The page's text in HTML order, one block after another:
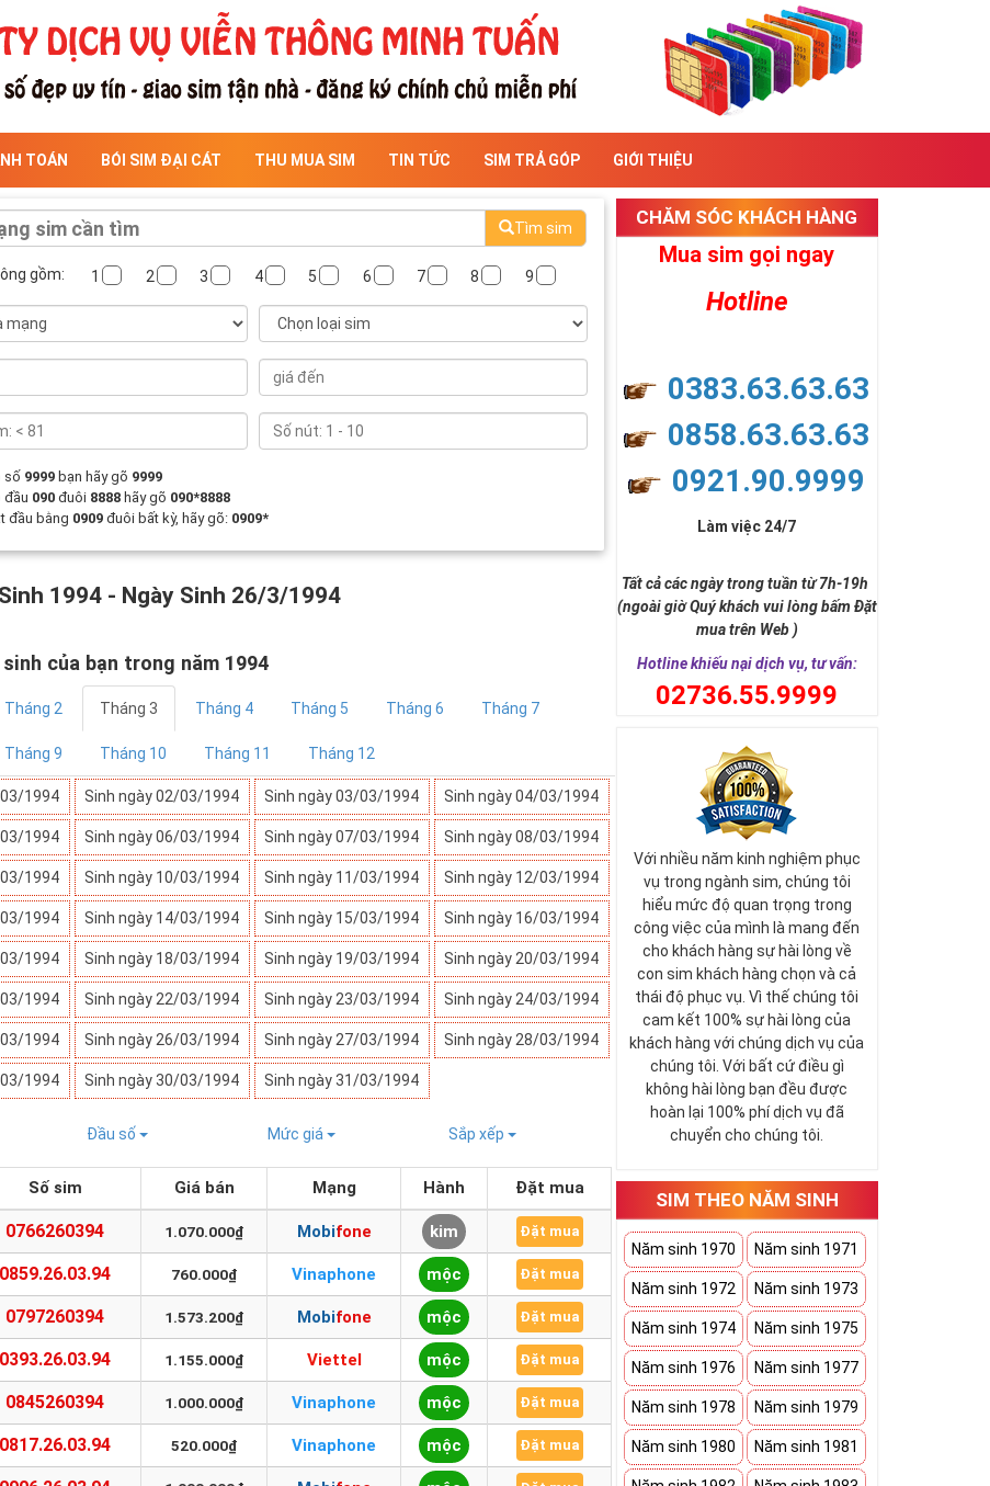
TOÁN BÓI SIM ĐẠI CÁT THU MUA SIM TIN TỨC SIM TRẢ GÓP GIỚI THIỆU
Tìm sim
gồm: 1 2 3 4 5 6 7 8 9
số 9999 bạn hãy gõ 9999
đầu 090đuôi 8888 hãy gõ 090*8888
đầu bằng 0909 đuôi bất kỳ, hãy gõ: 0909*
1994 - Ngày Sinh 26/3/1994
của bạn trong năm 1994
Tháng 2 Tháng 3 Tháng 4 Tháng 5 Tháng 6 Tháng 7
Tháng 9 Tháng 10 Tháng 11 Tháng 12
1994 Sinh ngày 02/03/1994 Sinh ngày 03/03/1994 Sinh ngày 04/03/1994
1994 Sinh ngày 06/03/1994 Sinh ngày 07/03/1994 Sinh ngày 08/03/1994
1994 Sinh ngày 10/03/1994 Sinh ngày 11/03/1994 Sinh ngày 12/03/1994
1994 Sinh ngày 14/03/1994 Sinh ngày 15/03/1994 Sinh ngày 16/03/1994
1994 Sinh ngày 18/03/1994 Sinh ngày 19/03/1994 Sinh ngày 20/03/1994
1994 Sinh ngày 22/03/1994 Sinh ngày 23/03/1994 Sinh ngày 24/03/1994
1994 Sinh ngày 26/03/1994 Sinh ngày 27/03/1994 Sinh ngày 28/03/1994
1994 Sinh ngày 30/03/1994 Sinh ngày 31/03/1994
Đầu số Mức giá Sắp xếp
Số sim Giá bán Mạng Hành Đặt mua
0766260394 1.070.000₫ Mobifone kim Đặt mua
0859.26.03.94 760.000₫ Vinaphone mộc Đặt mua
0797260394 1.573.200₫ Mobifone mộc Đặt mua
0393.26.03.94 1.155.000₫ Viettel mộc Đặt mua
0845260394 1.000.000₫ Vinaphone mộc Đặt mua
0817.26.03.94 520.000₫ Vinaphone mộc Đặt mua
CHĂM SÓC KHÁCH HÀNG
Mua sim gọi ngay
Hotline
0383.63.63.63
0858.63.63.63
0921.90.9999
Làm việc 24/7
Tất cả các ngày trong tuần từ 7h-19h
(ngoài giờ Quý khách vui lòng bấm Đặt
mua trên Web )
Hotline khiếu nại dịch vụ, tư vấn:
02736.55.9999
Với nhiều năm kinh nghiệm phục
vụ trong ngành sim, chúng tôi
hiểu mức độ quan trọng trong
công việc của mình là mang đến
cho khách hàng sự hài lòng về
con sim khách hàng chọn và cả
thái độ phục vụ. Vì thế chúng tôi
cam kết 100% sự hài lòng của
khách hàng với chúng dịch vụ của
chúng tôi. Với bất cứ điều gì
không hài lòng bạn đều được
hoàn lại 100% phí dịch vụ đã
chuyển cho chúng tôi.
SIM THEO NĂM SINH
Năm sinh 1970 Năm sinh 1971
Năm sinh 1972 Năm sinh 1973
Năm sinh 1974 Năm sinh 1975
Năm sinh 1976 Năm sinh 1977
Năm sinh 1978 Năm sinh 1979
Năm sinh 1980 Năm sinh 1981